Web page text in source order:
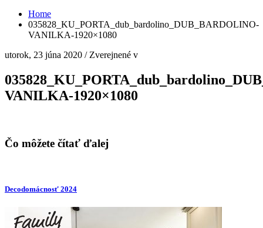
Home
035828_KU_PORTA_dub_bardolino_DUB_BARDOLINO-
VANILKA-1920×1080
utorok, 23 júna 2020 /Zverejnené v
VANILKA-1920×1080
Čo môžete čítať ďalej
Decodomácnosť 2024